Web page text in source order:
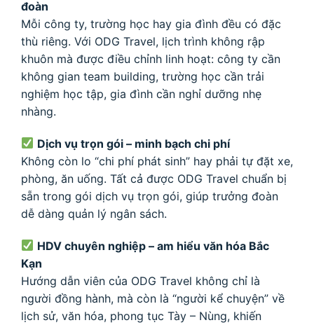
đoàn
Mỗi công ty, trường học hay gia đình đều có đặc
thù riêng. Với ODG Travel, lịch trình không rập
khuôn mà được điều chỉnh linh hoạt: công ty cần
không gian team building, trường học cần trải
nghiệm học tập, gia đình cần nghỉ dưỡng nhẹ
nhàng.
Dịch vụ trọn gói – minh bạch chi phí
Không còn lo “chi phí phát sinh” hay phải tự đặt xe,
phòng, ăn uống. Tất cả được ODG Travel chuẩn bị
sẵn trong gói dịch vụ trọn gói, giúp trưởng đoàn
dễ dàng quản lý ngân sách.
HDV chuyên nghiệp – am hiểu văn hóa Bắc
Kạn
Hướng dẫn viên của ODG Travel không chỉ là
người đồng hành, mà còn là “người kể chuyện” về
lịch sử, văn hóa, phong tục Tày – Nùng, khiến